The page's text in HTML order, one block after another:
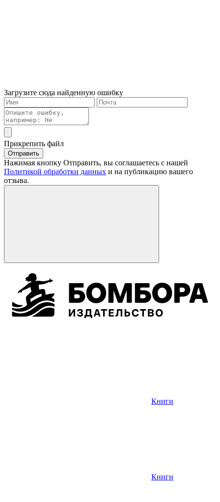
Загрузите сюда найденную ошибку
Прикрепить файл
Отправить
Нажимая кнопку Отправить, вы соглашаетесь с нашей
Политикой обработки данных и на публикацию вашего
отзыва.
Книги
Книги